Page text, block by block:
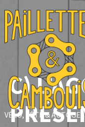
content
VÉLO, FÊTE &
C)